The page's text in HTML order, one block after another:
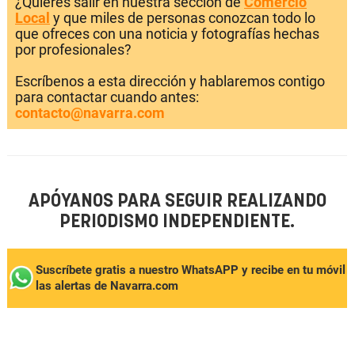
Local y que miles de personas conozcan todo lo
que ofreces con una noticia y fotografías hechas
por profesionales?
Escríbenos a esta dirección y hablaremos contigo
para contactar cuando antes:
contacto@navarra.com
APÓYANOS PARA SEGUIR REALIZANDO
PERIODISMO INDEPENDIENTE.
Suscríbete gratis a nuestro WhatsAPP y recibe en tu móvil
las alertas de Navarra.com